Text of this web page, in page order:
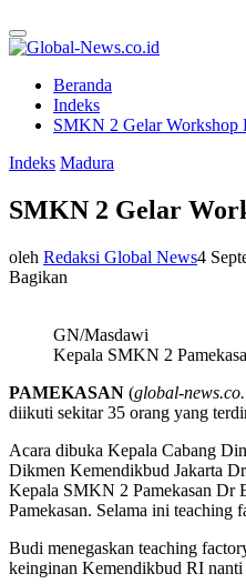
Primary
Menu
Beranda
Indeks
SMKN 2 Gelar Workshop
Indeks Madura
SMKN 2 Gelar
oleh Redaksi Global News4
Bagikan
GN/Masdawi
Kepala SMKN 2
PAMEKASAN (global-
diikuti sekitar 35 orang yang
Acara dibuka Kepala Cabang
Dikmen Kemendikbud Jakarta
Kepala SMKN 2 Pamekasan Dr
Pamekasan. Selama ini teaching
Budi menegaskan teaching
keinginan Kemendikbud RI